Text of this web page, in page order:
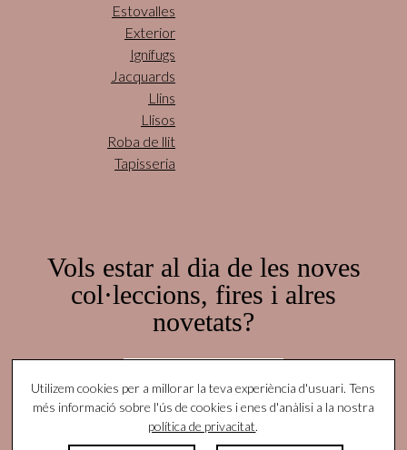
Estovalles
Exterior
Ignífugs
Jacquards
Llins
Llisos
Roba de llit
Tapisseria
Vols estar al dia de les noves
col·leccions, fires i alres
novetats?
Subscriu-te aquí!
Utilizem cookies per a millorar la teva experiència d'usuari. Tens
més informació sobre l'ús de cookies i enes d'anàlisi a la nostra
política de privacitat.